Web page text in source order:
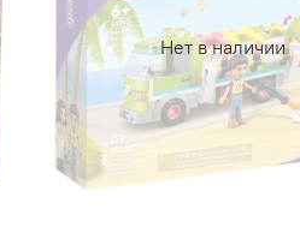
Нет в наличии